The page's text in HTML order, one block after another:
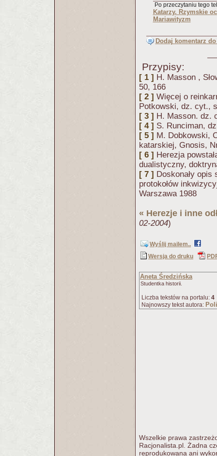
Po przeczytaniu tego
Katarzy. Rzymskie
Mariawityzm
Dodaj komentarz
Przypisy:
[ 1 ] H. Masson ,
50, 166
[ 2 ] Więcej o
Potkowski, dz. cyt.,
[ 3 ] H. Masson. dz.
[ 4 ] S. Runciman,
[ 5 ] M. Dobkowski,
katarskiej, Gnosis,
[ 6 ] Herezja
dualistyczny,
[ 7 ] Doskonały
protokołów
Warszawa 1988
« Herezje i inne
02-2004)
Wyślij mailem..
Wersja do druku
Aneta Średzińska
Studentka historii.
Liczba tekstów na portalu: 4
Najnowszy tekst autora:
Wszelkie prawa
Racjonalista.pl. Żadna
reprodukowana ani